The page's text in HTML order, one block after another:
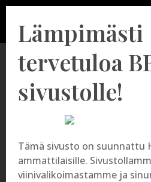
Lämpimästi
tervetuloa
sivustolle!
Tämä sivusto on suunnattu
ammattilaisille.
viinivalikoimastamme ja